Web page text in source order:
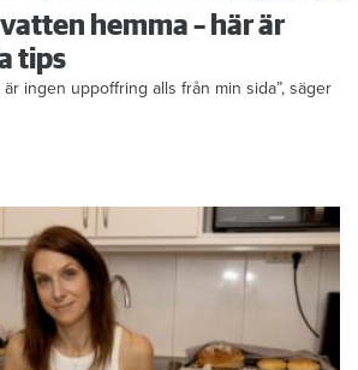
hemma – här är
tips
är ingen uppoffring alls från min sida”, säger